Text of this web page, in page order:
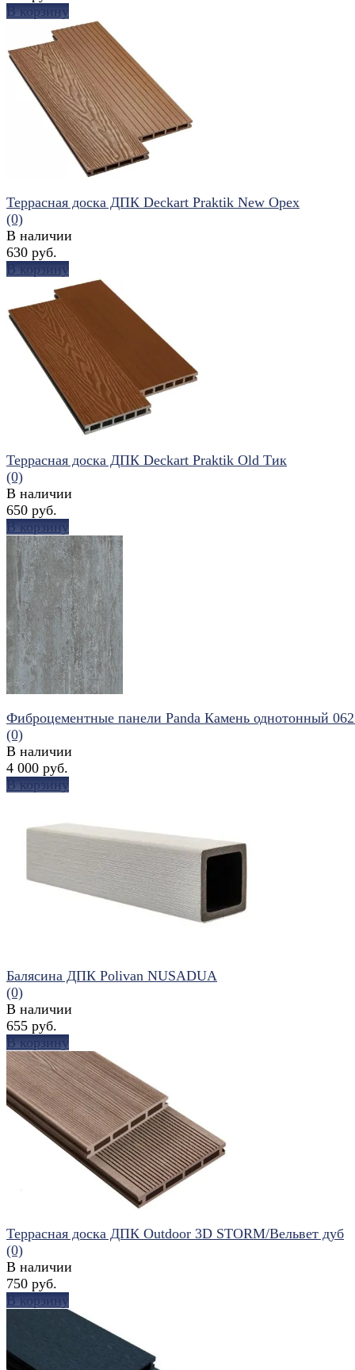
избранное сравнить
В корзину
избранное сравнить
Террасная доска ДПК Deckart Praktik New Орех
(0)
В наличии
630 руб.
В корзину
избранное сравнить
Террасная доска ДПК Deckart Praktik Old Тик
(0)
В наличии
650 руб.
В корзину
избранное сравнить
Фиброцементные панели Panda Камень однотонный
(0)
В наличии
4 000 руб.
В корзину
избранное сравнить
Балясина ДПК Polivan NUSADUA
(0)
В наличии
655 руб.
В корзину
Террасная доска ДПК Outdoor 3D STORM/Вельвет дуб
(0)
В наличии
750 руб.
В корзину